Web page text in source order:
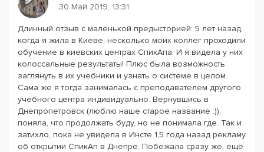
30 Май 2019, 13:31
Длинный отзыв с маленькой предысторией: 5 лет назад,
когда я жила в Киеве, несколько моих коллег проходили
обучение в киевских центрах СпикАпа. И я видела у них
колоссальные результаты! Плюс была возможность
заглянуть в их учебники и узнать о системе в целом.
Сама же я тогда занималась с преподавателем другого
учебного центра индивидуально. Вернувшись в
Днепропетровск (люблю наше старое название :)),
поняла, что продолжать буду, но не понимала где. Так и
затихло, пока не увидела в Инсте 1,5 года назад рекламу
об открытии СпикАп в Днепре. Побежала сразу же, ещё